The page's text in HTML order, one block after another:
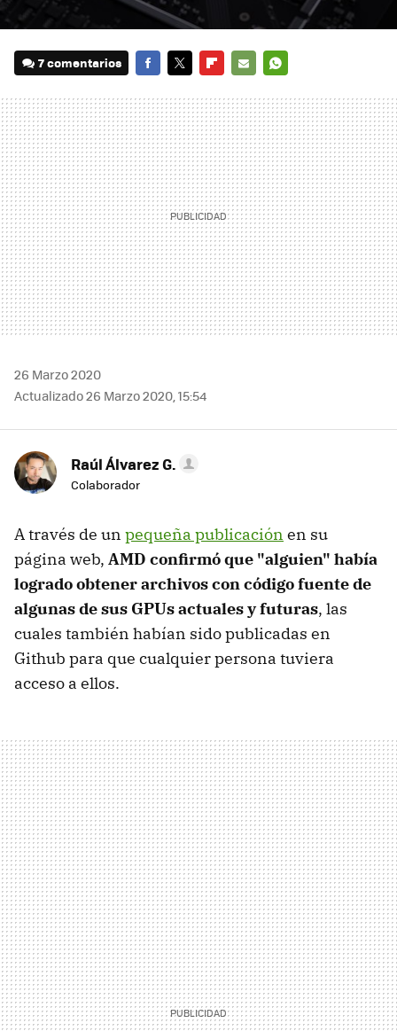
7 comentarios
MAIL
26 Marzo 2020
Actualizado 26 Marzo 2020, 15:54
Raúl Álvarez G.
Colaborador
A través de un pequeña publicación en su
página web, AMD confirmó que "alguien" había
logrado obtener archivos con código fuente de
algunas de sus GPUs actuales y futuras, las
cuales también habían sido publicadas en
Github para que cualquier persona tuviera
acceso a ellos.